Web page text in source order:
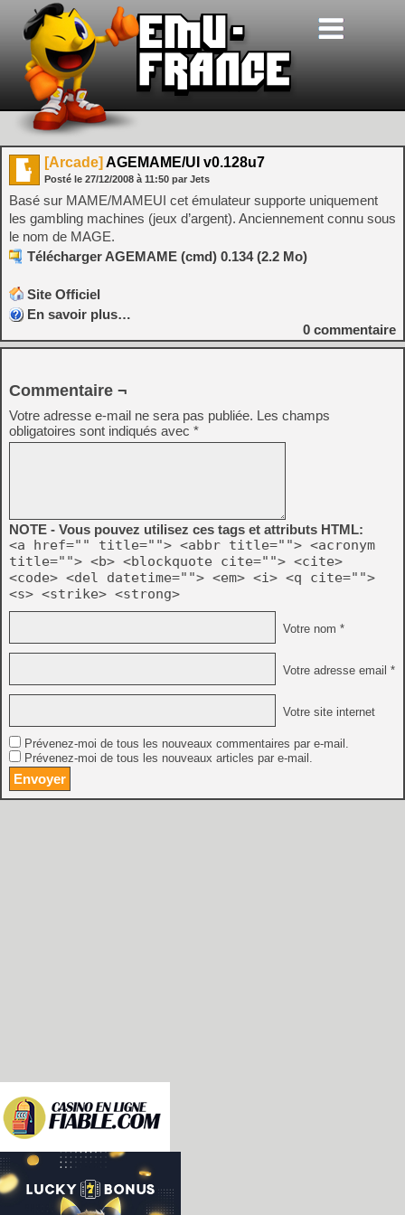
[Arcade] AGEMAME/UI v0.128u7
Posté le 27/12/2008 à 11:50 par Jets
Basé sur MAME/MAMEUI cet émulateur supporte uniquement
les gambling machines (jeux d’argent). Anciennement connu sous
le nom de MAGE.
Télécharger AGEMAME (cmd) 0.134 (2.2 Mo)
Site Officiel
En savoir plus…
0 commentaire
Commentaire ¬
Votre adresse e-mail ne sera pas publiée. Les champs
obligatoires sont indiqués avec *
NOTE - Vous pouvez utilisez ces tags et attributs HTML:
<a href="" title=""> <abbr title=""> <acronym
title=""> <b> <blockquote cite=""> <cite>
<code> <del datetime=""> <em> <i> <q cite="">
<s> <strike> <strong>
Votre nom *
Votre adresse email *
Votre site internet
Prévenez-moi de tous les nouveaux commentaires par e-mail.
Prévenez-moi de tous les nouveaux articles par e-mail.